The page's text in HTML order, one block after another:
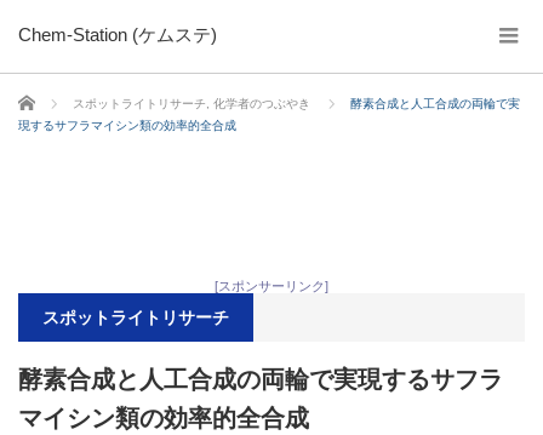
Chem-Station (ケムステ)
ホーム スポットライトリサーチ 化学者のつぶやき
酵素合成と人工合成の両輪で実
現するサフラマイシン類の効率的全合成
[スポンサーリンク]
スポットライトリサーチ
酵素合成と人工合成の両輪で実現するサフラ
マイシン類の効率的全合成